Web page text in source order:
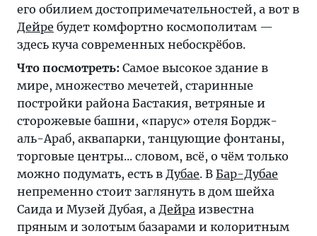
его обилием достопримечательностей, а вот в
Дейре будет комфортно космополитам —
здесь куча современных небоскрёбов.
Что посмотреть: Самое высокое здание в
мире, множество мечетей, старинные
постройки района Бастакия, ветряные и
сторожевые башни, «парус» отеля Бордж-
аль-Араб, аквапарки, танцующие фонтаны,
торговые центры... словом, всё, о чём только
можно подумать, есть в Дубае. В Бар-Дубае
непременно стоит заглянуть в дом шейха
Саида и Музей Дубая, а Дейра известна
пряным и золотым базарами и колоритным